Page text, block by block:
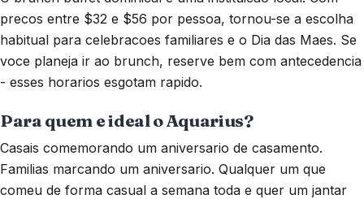
precos entre $32 e $56 por pessoa, tornou-se a escolha
habitual para celebracoes familiares e o Dia das Maes. Se
voce planeja ir ao brunch, reserve bem com antecedencia
- esses horarios esgotam rapido.
Para quem e ideal o Aquarius?
Casais comemorando um aniversario de casamento.
Familias marcando um aniversario. Qualquer um que
comeu de forma casual a semana toda e quer um jantar